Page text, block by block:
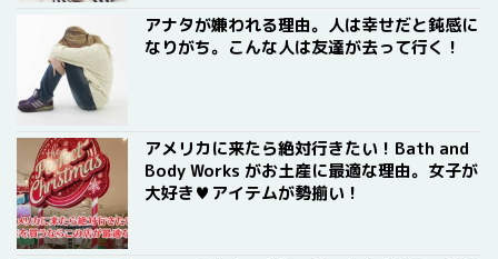
アナタが嫌われる理由。人は幸せだと鈍感に
なりがち。こんな人は友達が去って行く！
アメリカに来たら絶対行きたい！Bath and
Body Works がお土産に最適な理由。女子が
大好き♥アイテムが勢揃い！